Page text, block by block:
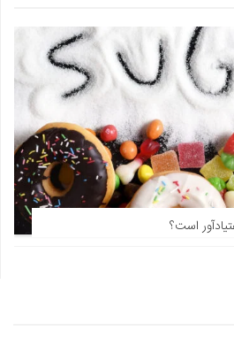
است؟